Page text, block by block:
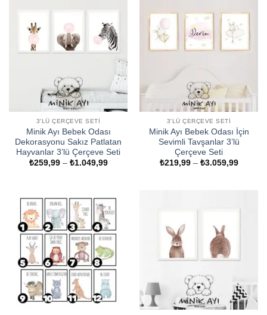
3'LÜ ÇERÇEVE SETI
Minik Ayı Bebek Odası
Dekorasyonu Sakız Patlatan
Hayvanlar 3’lü Çerçeve Seti
₺259,99 – ₺1.049,99Fiyat
3'LÜ ÇERÇEVE SETI
Minik Ayı Bebek Odası İçin
Sevimli Tavşanlar 3’lü
Çerçeve Seti
₺219,99 – ₺3.059,99Fiyat